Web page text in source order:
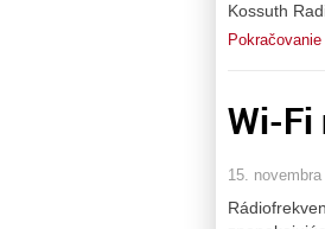
Kossuth
Wi-Fi
15.